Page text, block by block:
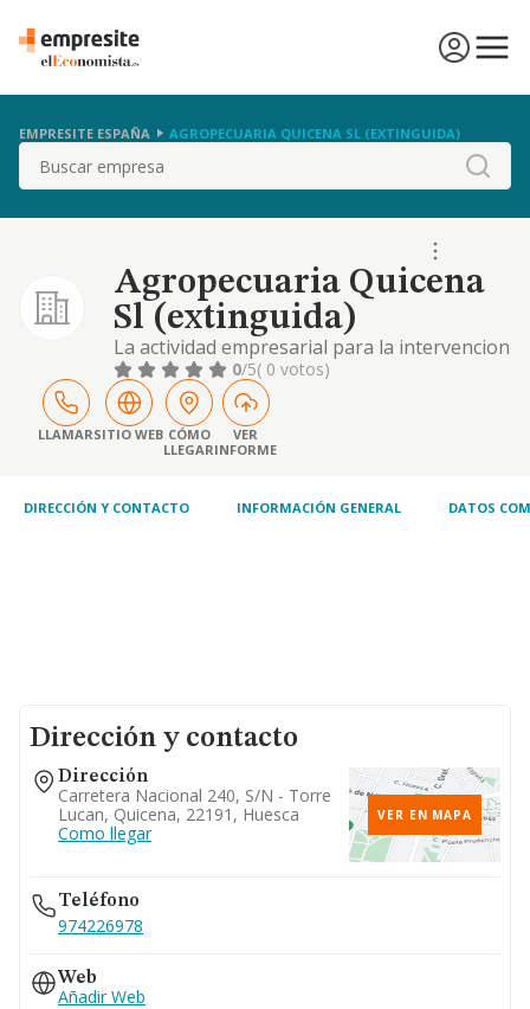
EMPRESITE ESPAÑA AGROPECUARIA QUICENA SL (EXTINGUIDA)
Buscar
Agropecuaria Quicena
Sl (extinguida)
La actividad empresarial para la intervencion
mediante el cultivo directo, produccion
propia, compras, ventas y transformacion,
de forma directa, o mediante intermediacion
o franquicia en los siguientes sectores de
0/5( 0 votos)
LLAMARSITIO WEB CÓMO
LLEGAR
VER
INFORME
DIRECCIÓN Y CONTACTO INFORMACIÓN GENERAL DATOS
Dirección y contacto
Dirección
Carretera Nacional 240, S/n - Torre
Lucan, Quicena, 22191, Huesca
Como llegar
VER EN MAPA
Teléfono
974226978
Web
Añadir Web